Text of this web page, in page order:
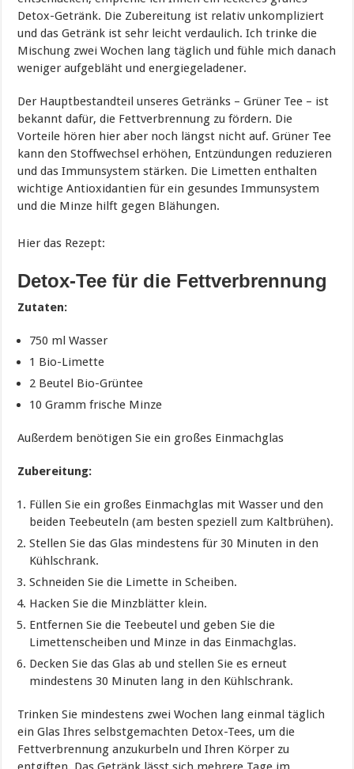
Detox-Getränk. Die Zubereitung ist relativ unkompliziert
und das Getränk ist sehr leicht verdaulich. Ich trinke die
Mischung zwei Wochen lang täglich und fühle mich danach
weniger aufgebläht und energiegeladener.
Der Hauptbestandteil unseres Getränks – Grüner Tee – ist
bekannt dafür, die Fettverbrennung zu fördern. Die
Vorteile hören hier aber noch längst nicht auf. Grüner Tee
kann den Stoffwechsel erhöhen, Entzündungen reduzieren
und das Immunsystem stärken. Die Limetten enthalten
wichtige Antioxidantien für ein gesundes Immunsystem
und die Minze hilft gegen Blähungen.
Hier das Rezept:
Detox-Tee für die Fettverbrennung
Zutaten:
750 ml Wasser
1 Bio-Limette
2 Beutel Bio-Grüntee
10 Gramm frische Minze
Außerdem benötigen Sie ein großes Einmachglas
Zubereitung:
Füllen Sie ein großes Einmachglas mit Wasser und den
beiden Teebeuteln (am besten speziell zum Kaltbrühen).
Stellen Sie das Glas mindestens für 30 Minuten in den
Kühlschrank.
Schneiden Sie die Limette in Scheiben.
Hacken Sie die Minzblätter klein.
Entfernen Sie die Teebeutel und geben Sie die
Limettenscheiben und Minze in das Einmachglas.
Decken Sie das Glas ab und stellen Sie es erneut
mindestens 30 Minuten lang in den Kühlschrank.
Trinken Sie mindestens zwei Wochen lang einmal täglich
ein Glas Ihres selbstgemachten Detox-Tees, um die
Fettverbrennung anzukurbeln und Ihren Körper zu